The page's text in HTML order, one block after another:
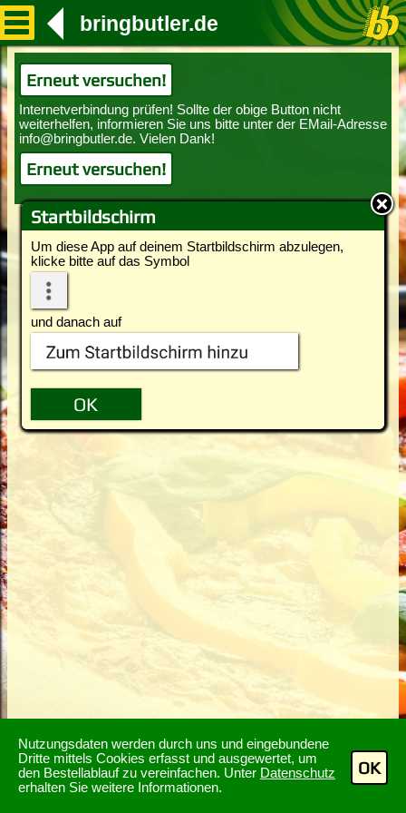
Nutzungsdaten werden durch uns und eingebundene
Dritte mittels Cookies erfasst und ausgewertet, um
den Bestellablauf zu vereinfachen. Unter Datenschutz
erhalten Sie weitere Informationen.
OK
Startbildschirm
Um diese App auf deinem Startbildschirm abzulegen,
klicke bitte auf das Symbol
und danach auf
bringbutler.de
Erneut versuchen!
Erneut versuchen!